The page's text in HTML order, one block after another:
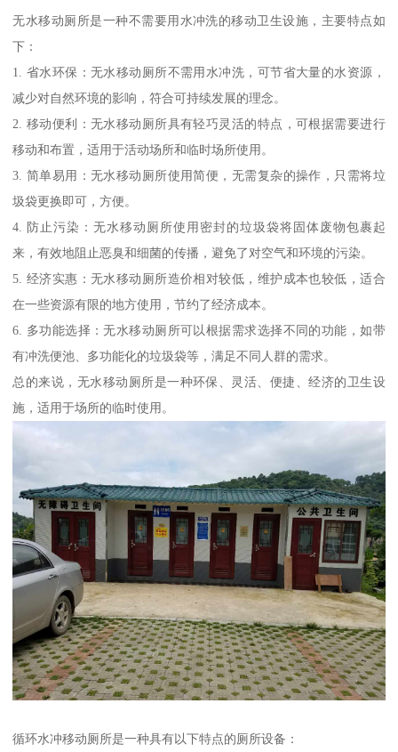
无水移动厕所是一种不需要用水冲洗的移动卫生设施，主要特点如
下：
1. 省水环保：无水移动厕所不需用水冲洗，可节省大量的水资源，
减少对自然环境的影响，符合可持续发展的理念。
2. 移动便利：无水移动厕所具有轻巧灵活的特点，可根据需要进行
移动和布置，适用于活动场所和临时场所使用。
3. 简单易用：无水移动厕所使用简便，无需复杂的操作，只需将垃
圾袋更换即可，方便。
4. 防止污染：无水移动厕所使用密封的垃圾袋将固体废物包裹起
来，有效地阻止恶臭和细菌的传播，避免了对空气和环境的污染。
5. 经济实惠：无水移动厕所造价相对较低，维护成本也较低，适合
在一些资源有限的地方使用，节约了经济成本。
6. 多功能选择：无水移动厕所可以根据需求选择不同的功能，如带
有冲洗便池、多功能化的垃圾袋等，满足不同人群的需求。
总的来说，无水移动厕所是一种环保、灵活、便捷、经济的卫生设
施，适用于场所的临时使用。
循环水冲移动厕所是一种具有以下特点的厕所设备：